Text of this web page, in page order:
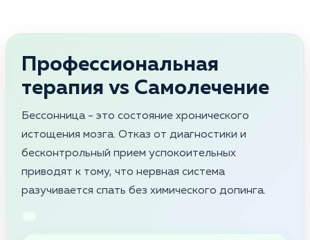
Профессиональная
терапия vs Самолечение
Бессонница - это состояние хронического
истощения мозга. Отказ от диагностики и
бесконтрольный прием успокоительных
приводят к тому, что нервная система
разучивается спать без химического допинга.